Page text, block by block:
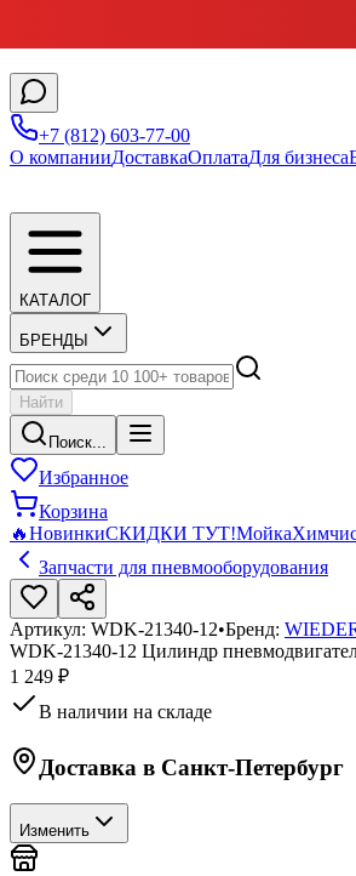
+7 (812) 603-77-00
О компанииДоставкаОплатаДля бизнеса
КАТАЛОГ
БРЕНДЫ
Найти
Поиск...
Избранное
Корзина
🔥НовинкиСКИДКИ ТУТ!Мойка
Запчасти для пневмооборудования
Артикул: WDK-21340-12•Бренд:
WDK-21340-12 Цилиндр
1 249 ₽
В наличии на складе
Доставка в Санкт-Петербург
Изменить